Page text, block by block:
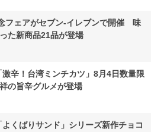
フェアがセブン-イレブンで開催 味
た新商品21品が登場
辛！台湾ミンチカツ」8月4日数量限
の旨辛グルメが登場
よくばりサンド」シリーズ新作チョコ